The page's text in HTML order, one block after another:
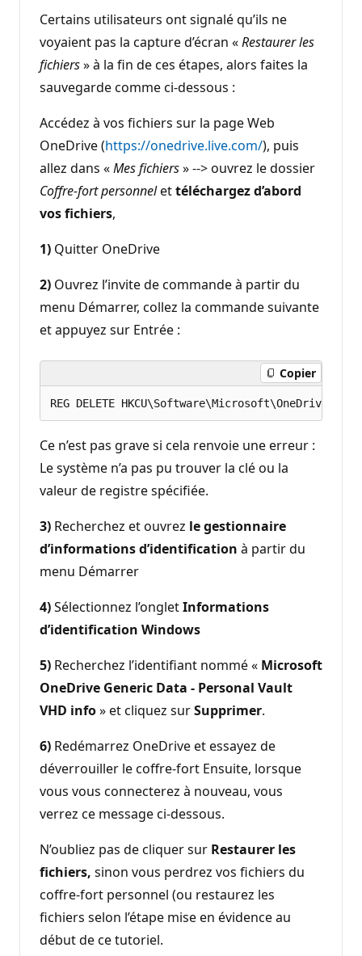
Certains utilisateurs ont signalé qu’ils ne
voyaient pas la capture d’écran «Restaurer les
fichiers» à la fin de ces étapes, alors faites la
sauvegarde comme ci-dessous :
Accédez à vos fichiers sur la page Web
OneDrive (https://onedrive.live.com/), puis
allez dans «Mes fichiers» --> ouvrez le dossier
Coffre-fort personnelettéléchargez d’abord
vos fichiers,
1) Quitter OneDrive
2) Ouvrez l’invite de commande à partir du
menu Démarrer, collez la commande suivante
et appuyez sur Entrée :
Copier
Ce n’est pas grave si cela renvoie une erreur :
Le système n’a pas pu trouver la clé ou la
valeur de registre spécifiée.
3) Recherchez et ouvrez le gestionnaire
d’informations d’identification à partir du
menu Démarrer
4)Sélectionnez l’ongletInformations
d’identification Windows
5) Recherchez l’identifiant nommé « Microsoft
OneDrive Generic Data - Personal Vault
VHD info» et cliquez surSupprimer.
6) Redémarrez OneDrive et essayez de
déverrouiller le coffre-fort Ensuite, lorsque
vous vous connecterez à nouveau, vous
verrez ce message ci-dessous.
N’oubliez pas de cliquer sur Restaurer les
fichiers, sinon vous perdrez vos fichiers du
coffre-fort personnel (ou restaurez les
fichiers selon l’étape mise en évidence au
début de ce tutoriel.